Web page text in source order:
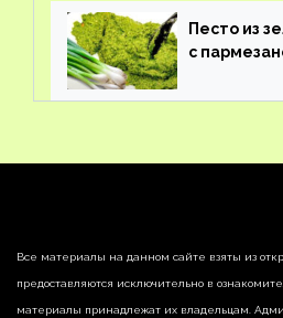
Песто из
с
Все материалы на данном сайте взяты из
предоставляются исключительно в
материалы принадлежат их владельцам.